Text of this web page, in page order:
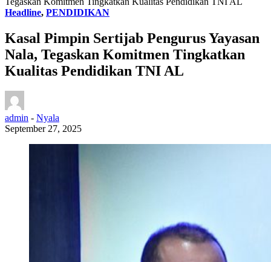
Headline, PENDIDIKAN
Kasal Pimpin Sertijab Pengurus Yayasan
Nala, Tegaskan Komitmen Tingkatkan
Kualitas Pendidikan TNI AL
admin - Nyala
September 27, 2025